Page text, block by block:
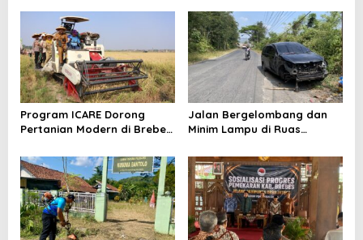
Kesiapsiagaan Bencana dan
Karhutla
Indonesia
Program ICARE Dorong
Pertanian Modern di Brebes,
Tembus 10,2 Ton per Hektare
Jalan Bergelombang dan
Minim Lampu di Ruas
Telan Korban, Innova
Hantam Pohon di
Bantarkawung